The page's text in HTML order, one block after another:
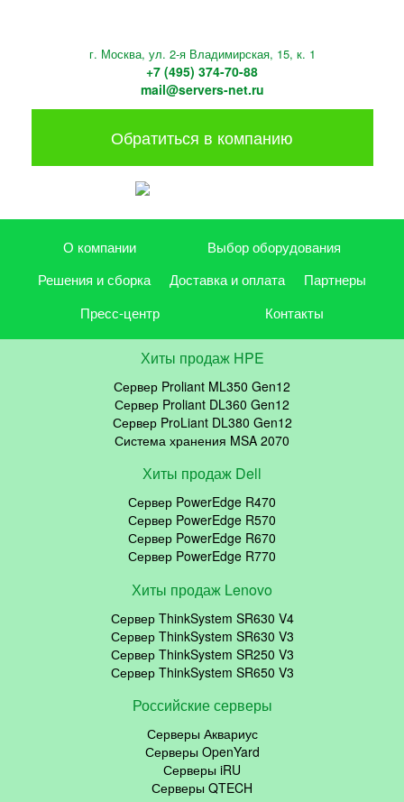
г. Москва, ул. 2-я Владимирская, 15, к. 1
+7 (495) 374-70-88
mail@servers-net.ru
Обратиться в компанию
О компании
Выбор оборудования
Решения и сборка
Доставка и оплата
Партнеры
Пресс-центр
Контакты
Хиты продаж HPE
Сервер Proliant ML350 Gen12
Сервер Proliant DL360 Gen12
Сервер ProLiant DL380 Gen12
Система хранения MSA 2070
Хиты продаж Dell
Сервер PowerEdge R470
Сервер PowerEdge R570
Сервер PowerEdge R670
Сервер PowerEdge R770
Хиты продаж Lenovo
Сервер ThinkSystem SR630 V4
Сервер ThinkSystem SR630 V3
Сервер ThinkSystem SR250 V3
Сервер ThinkSystem SR650 V3
Российские серверы
Серверы Аквариус
Серверы OpenYard
Серверы iRU
Серверы QTECH